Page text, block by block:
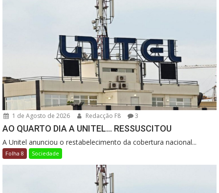
1 de Agosto de 2026 Redacção F8 3
AO QUARTO DIA A UNITEL… RESSUSCITOU
A Unitel anunciou o restabelecimento da cobertura nacional...
Folha 8 Sociedade